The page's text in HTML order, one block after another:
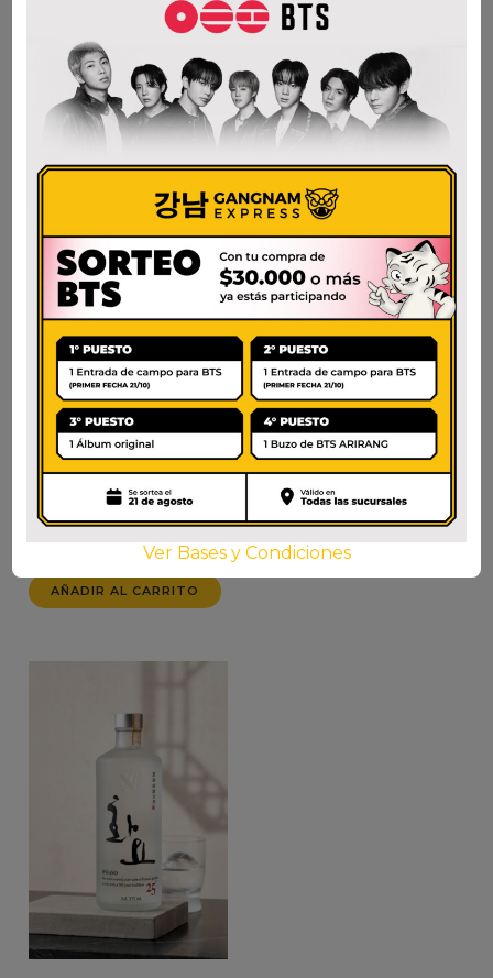
AÑADIR AL CARRITO
$4.500
AÑADIR AL CARRITO
SOJU SAERO
CRISANTEMO
AÑADIR AL CARRITO
SOJU UVA
4.500
AÑADIR AL CARRITO
Ver Bases y Condiciones